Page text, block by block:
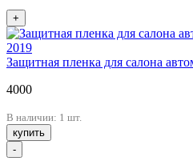
+
Защитная пленка для салона
4000
В наличии: 1 шт.
купить
-